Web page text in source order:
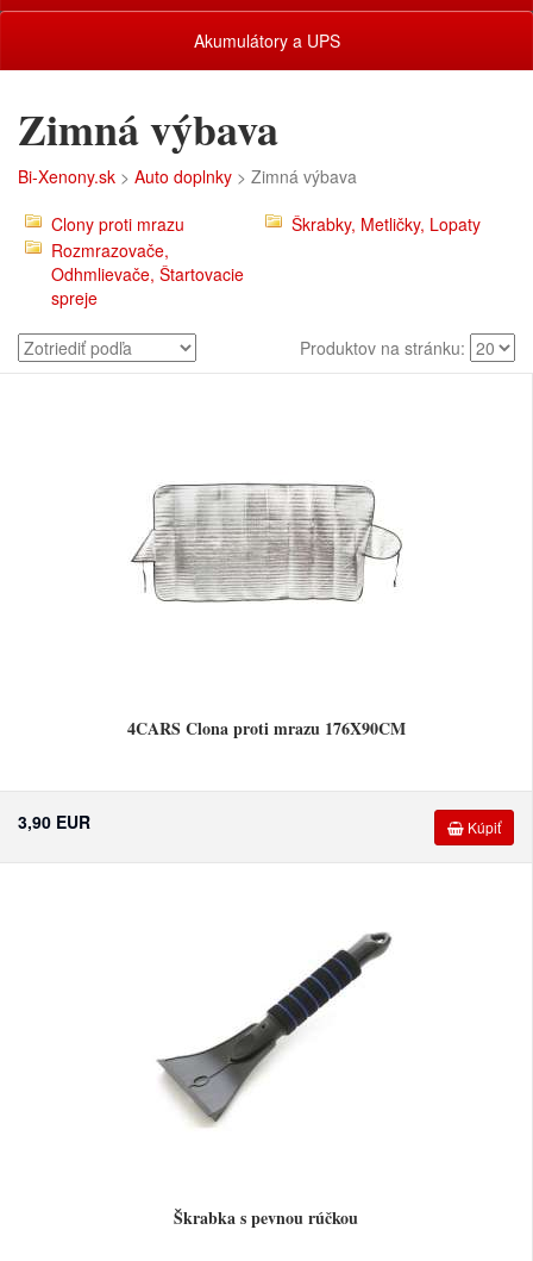
Akumulátory a UPS
Zimná výbava
Bi-Xenony.sk > Auto doplnky > Zimná výbava
Clony proti mrazu
Rozmrazovače,
Odhmlievače, Štartovacie
spreje
Škrabky, Metličky, Lopaty
Produktov na stránku:
4CARS Clona proti mrazu 176X90CM
Kúpiť
3,90 EUR
Škrabka s pevnou rúčkou